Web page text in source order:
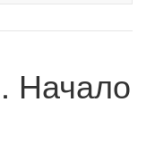
Начало